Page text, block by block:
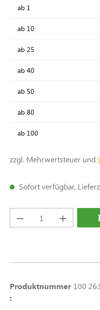
ab 1
ab 10
ab 25
ab 40
ab 50
ab 80
ab 100
zzgl. Mehrwertsteuer und
Sofort verfügbar,
Produkt Anzahl:
Produktnummer
:
100